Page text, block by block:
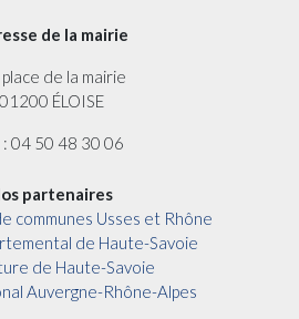
de la mairie
de la mairie
01200 ÉLOISE
: 04 50 48 30 06
partenaires
communes Usses et Rhône
de Haute-Savoie
de Haute-Savoie
Auvergne-Rhône-Alpes